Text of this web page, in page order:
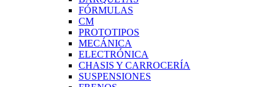
FÓRMULAS
CM
PROTOTIPOS
MECÁNICA
ELECTRÓNICA
CHASIS Y CARROCERÍA
SUSPENSIONES